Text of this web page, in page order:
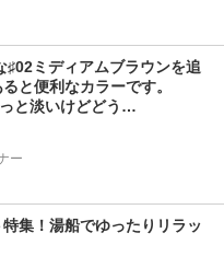
ミディアムブラウンを追
と便利なカラーです。
と淡いけどどう…
ー
集！湯船でゆったりリラッ